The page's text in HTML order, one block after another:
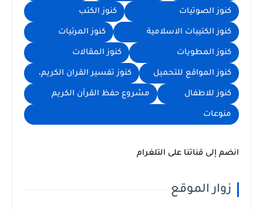
كنوز الصوتيات كنوز الكتب
كنوز الكتيبات الاسلامية كنوز المرئيات
كنوز المطويات كنوز المقالات
كنوز المواقع للتحميل كنوز تفسير القران الكريم،
كنوز للاطفال مشروع حفظ القرآن الكريم
منوعات
انضم إلى قناتنا على التلغرام
زوار الموقع